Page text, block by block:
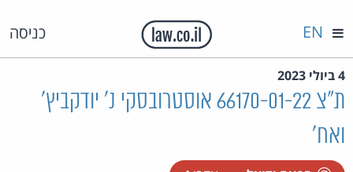
כניסה EN
4 ביולי 2023
ת"צ 66170-01-22 אוסטרובסקי נ' יודקביץ'
ואח'